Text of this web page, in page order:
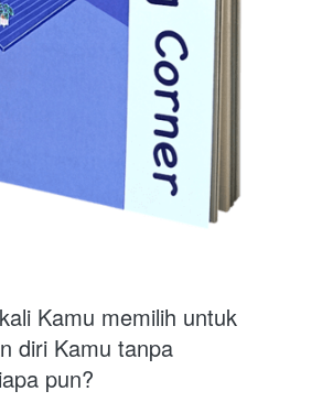
Kamu memilih untuk
diri Kamu tanpa
pun?